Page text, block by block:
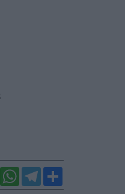
FacebookWhatsAppTelegram